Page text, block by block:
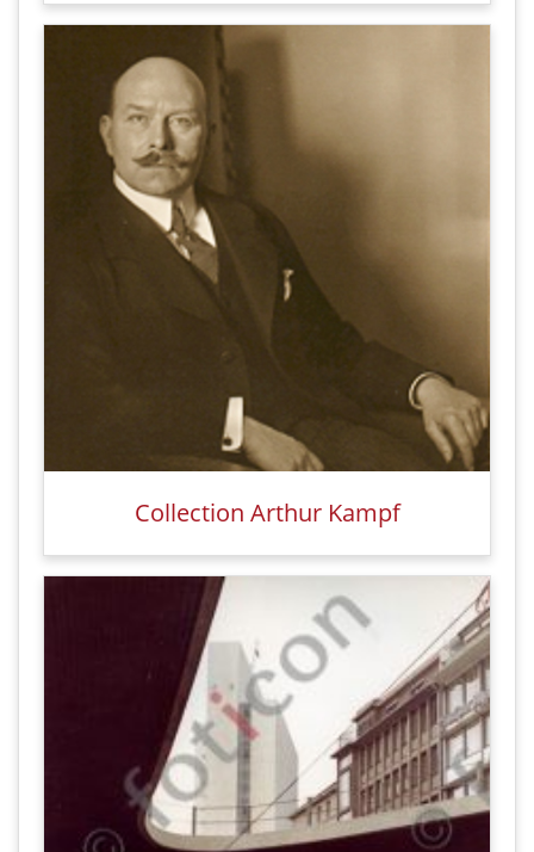
Collection Arthur Kampf